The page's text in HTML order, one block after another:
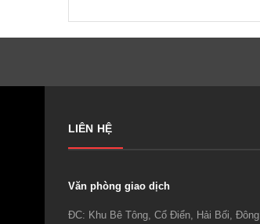
LIÊN HỆ
Văn phòng giao dịch
ĐC: Khu Bê Tông, Cổ Điển, Hải Bối, Đông